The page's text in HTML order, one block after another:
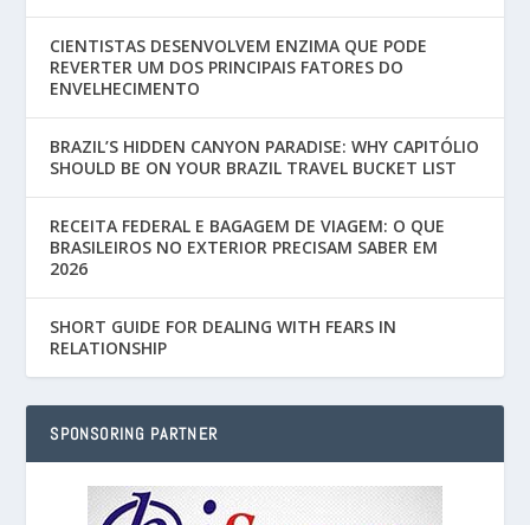
CIENTISTAS DESENVOLVEM ENZIMA QUE PODE
REVERTER UM DOS PRINCIPAIS FATORES DO
ENVELHECIMENTO
BRAZIL’S HIDDEN CANYON PARADISE: WHY CAPITÓLIO
SHOULD BE ON YOUR BRAZIL TRAVEL BUCKET LIST
RECEITA FEDERAL E BAGAGEM DE VIAGEM: O QUE
BRASILEIROS NO EXTERIOR PRECISAM SABER EM
2026
SHORT GUIDE FOR DEALING WITH FEARS IN
RELATIONSHIP
SPONSORING PARTNER